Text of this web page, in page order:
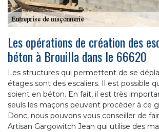
Les opérations de création des
béton à Brouilla dans le 66620
Les structures qui permettent de se
étages sont des escaliers. Il est possible
soient en béton. En fait, il est très
seuls les maçons peuvent procéder à ce
Donc, nous pouvons vous conseiller de
Artisan Gargowitch Jean qui utilise des